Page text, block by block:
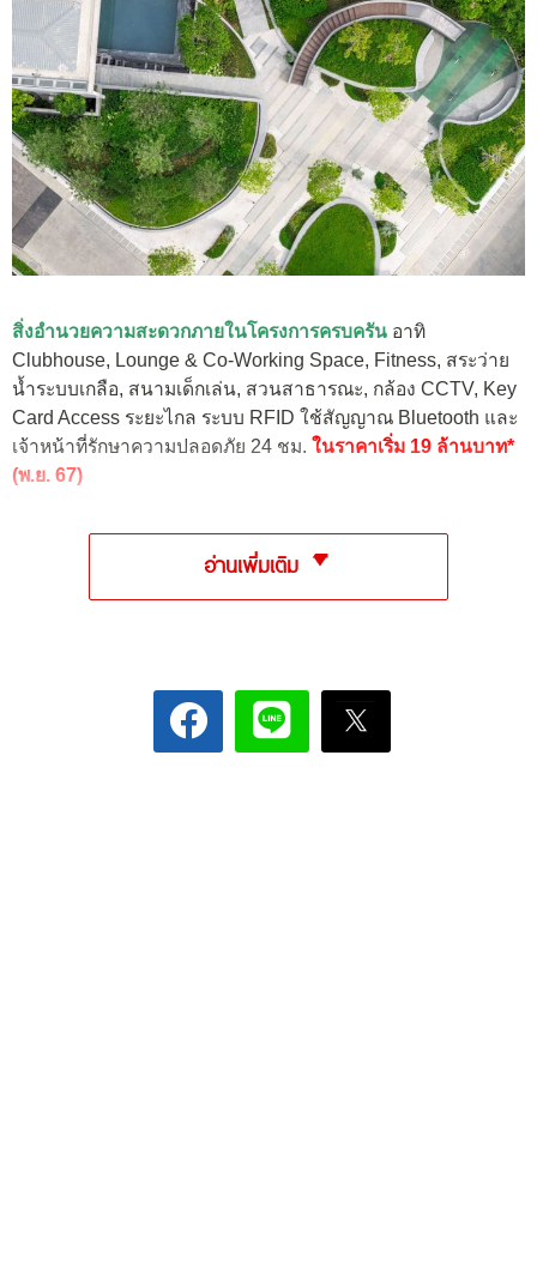
สิ่งอำนวยความสะดวกภายในโครงการครบครัน อาทิ
Clubhouse, Lounge & Co-Working Space, Fitness, สระว่าย
น้ำระบบเกลือ, สนามเด็กเล่น, สวนสาธารณะ, กล้อง CCTV, Key
Card Access ระยะไกล ระบบ RFID ใช้สัญญาณ Bluetooth และ
เจ้าหน้าที่รักษาความปลอดภัย 24 ชม. ในราคาเริ่ม 19 ล้านบาท*
(พ.ย. 67)
อ่านเพิ่มเติม